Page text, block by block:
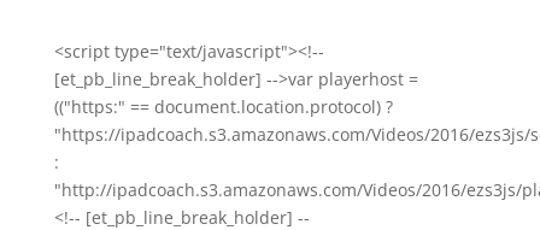
<script type="text/javascript"><!--
[et_pb_line_break_holder] -->var playerhost =
(("https:" == document.location.protocol) ?
"https://ipadcoach.s3.amazonaws.com/Videos/2016/ezs3js/
:
"http://ipadcoach.s3.amazonaws.com/Videos/2016/ezs3js/
<!-- [et_pb_line_break_holder] --